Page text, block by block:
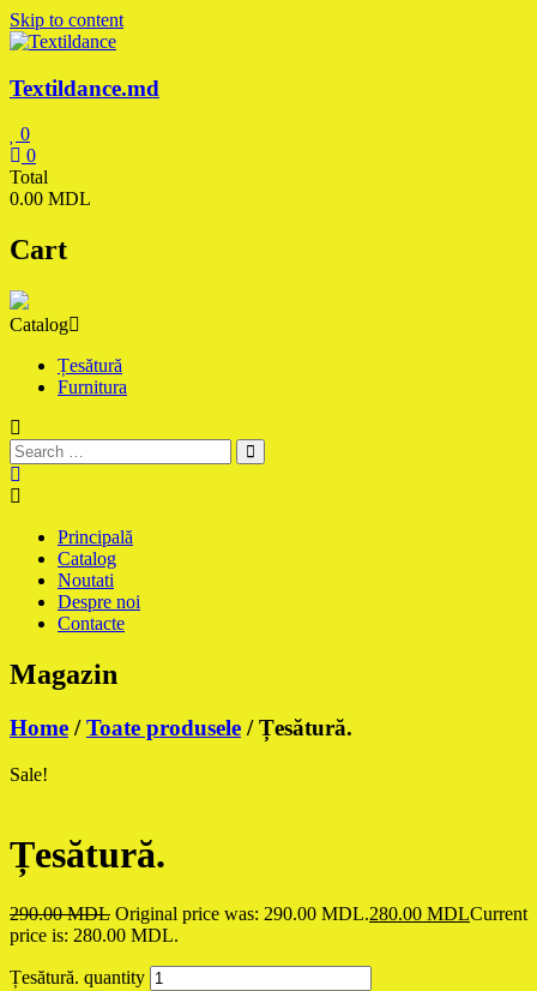
Skip to content
Textildance.md
0
0
Total
0.00 MDL
Cart
Catalog
Țesătură
Furnitura
Principală
Catalog
Noutati
Despre noi
Contacte
Magazin
Home /Toate produsele / Țesătură.
Sale!
Țesătură.
290.00MDL Original price was: 290.00 MDL.280.00 MDLCurrent
price is: 280.00 MDL.
Țesătură. quantity